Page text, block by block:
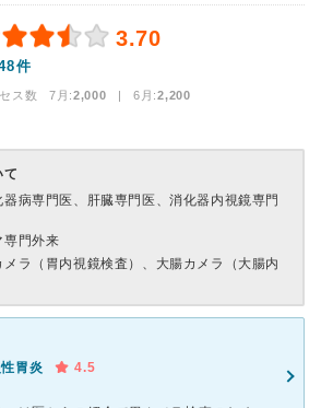
3.70
件
ス数 7月:2,000 | 6月:2,200
て
器病専門医、肝臓専門医、消化器内視鏡専門
専門外来
メラ（胃内視鏡検査）、大腸カメラ（大腸内
胃炎
4.5